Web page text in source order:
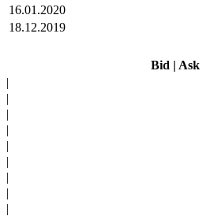
16.01.2020
18.12.2019
Bid | Ask
|
|
|
|
|
|
|
|
|